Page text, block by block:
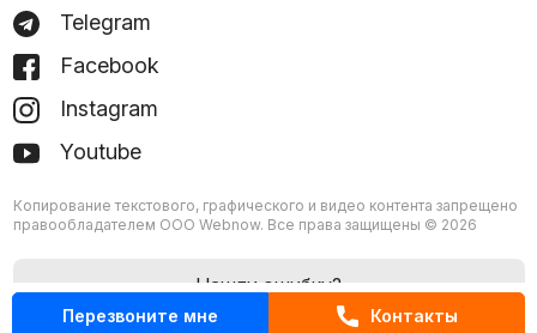
Перезвоните мне Контакты
Telegram
Facebook
Instagram
Youtube
Копирование текстового, графического и видео контента запрещено
правообладателем ООО Webnow. Все права защищены © 2026
Нашли ошибку?